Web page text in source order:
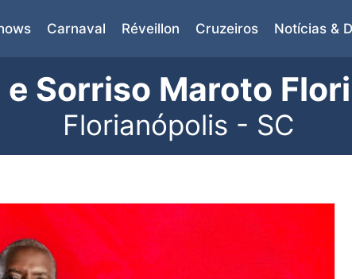
Carnaval Réveillon Cruzeiros Notícias &
e Sorriso Maroto
Florianópolis - SC